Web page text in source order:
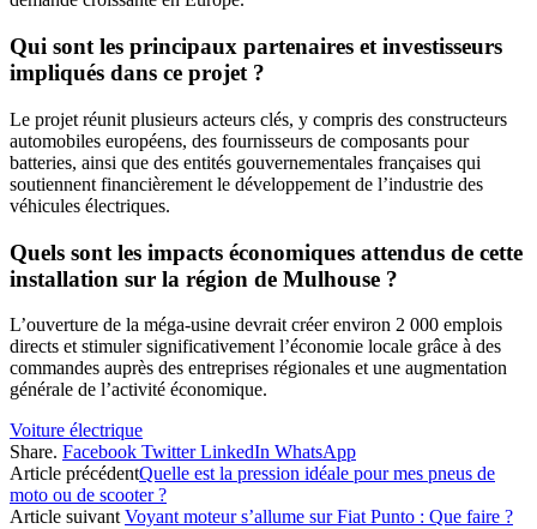
Qui sont les principaux partenaires et investisseurs
impliqués dans ce projet ?
Le projet réunit plusieurs acteurs clés, y compris des constructeurs
automobiles européens, des fournisseurs de composants pour
batteries, ainsi que des entités gouvernementales françaises qui
soutiennent financièrement le développement de l’industrie des
véhicules électriques.
Quels sont les impacts économiques attendus de cette
installation sur la région de Mulhouse ?
L’ouverture de la méga-usine devrait créer environ 2 000 emplois
directs et stimuler significativement l’économie locale grâce à des
commandes auprès des entreprises régionales et une augmentation
générale de l’activité économique.
Voiture électrique
Share. Facebook Twitter LinkedIn WhatsApp
Article précédentQuelle est la pression idéale pour mes pneus de
moto ou de scooter ?
Article suivant Voyant moteur s’allume sur Fiat Punto : Que faire ?